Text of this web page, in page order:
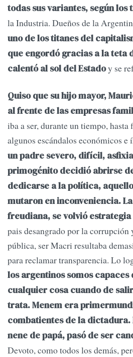
todas sus variantes, según los
la Industria. Dueños de la
uno de los titanes del
que engordó gracias a la teta
calentó al sol del Estadoy se
Quiso que su hijo mayor,
al frente de las empresas
iba a ser, durante un tiempo, hasta
algunos escándalos económicos e
un padre severo, difícil,
primogénito decidió abrirse
dedicarse a la política,
mutaron en inconveniencia.
freudiana, se volvió
pais desangrado por la corrupción
pública, ser Macri resultaba
para reclamar transparencia. Lo
los argentinos somos
cualquier cosa cuando de
trata. Menem era
combatientes de la
nene de papá, pasó de ser
Devoto, como todos los demás,